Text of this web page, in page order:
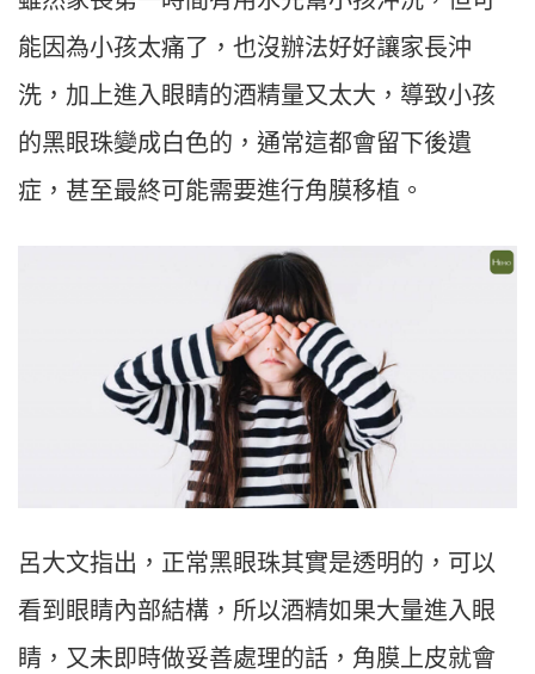
能因為小孩太痛了，也沒辦法好好讓家長沖
洗，加上進入眼睛的酒精量又太大，導致小孩
的黑眼珠變成白色的，通常這都會留下後遺
症，甚至最終可能需要進行角膜移植。
呂大文指出，正常黑眼珠其實是透明的，可以
看到眼睛內部結構，所以酒精如果大量進入眼
睛，又未即時做妥善處理的話，角膜上皮就會